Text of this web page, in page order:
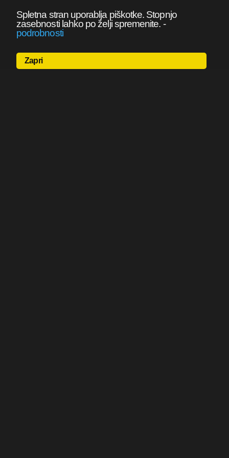
Spletna stran uporablja piškotke. Stopnjo
zasebnosti lahko po želji spremenite. -
podrobnosti
Zapri